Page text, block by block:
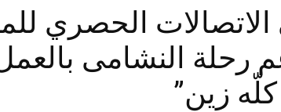
الحصري
رحلة النشامى
زين”